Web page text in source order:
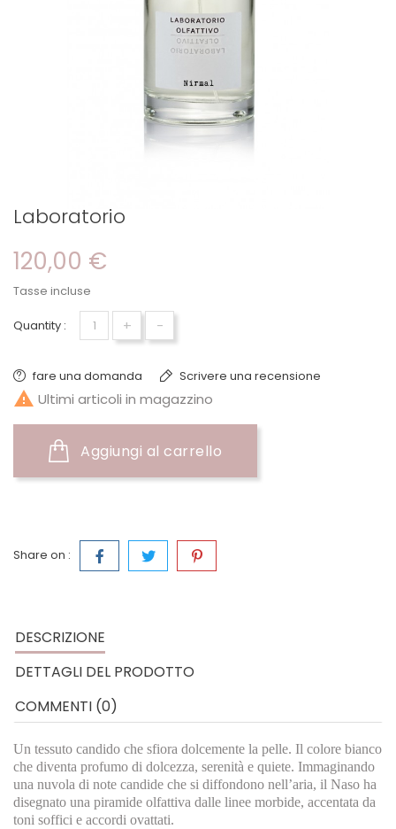
Laboratorio
120,00 €
Tasse incluse
Quantity : + -
fare una domanda Scrivere una recensione
 Ultimi articoli in magazzino
Aggiungi al carrello
Share on :
DESCRIZIONE
DETTAGLI DEL PRODOTTO
COMMENTI (0)
Un tessuto candido che sfiora dolcemente la pelle. Il colore bianco
che diventa profumo di dolcezza, serenità e quiete. Immaginando
una nuvola di note candide che si diffondono nell’aria, il Naso ha
disegnato una piramide olfattiva dalle linee morbide, accentata da
toni soffici e accordi ovattati.